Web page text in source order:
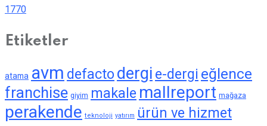
1770
Etiketler
atama avm defacto dergi e-dergi eğlence
franchise giyim makale mallreport mağaza
perakende teknoloji yatırım ürün ve hizmet